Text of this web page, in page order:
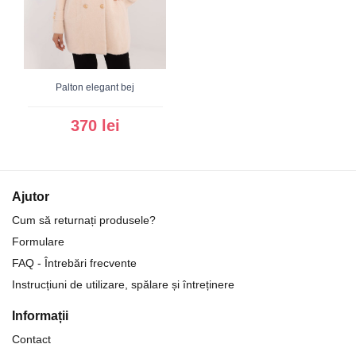
Palton elegant bej
370 lei
Ajutor
Cum să returnați produsele?
Formulare
FAQ - Întrebări frecvente
Instrucțiuni de utilizare, spălare și întreținere
Informații
Contact